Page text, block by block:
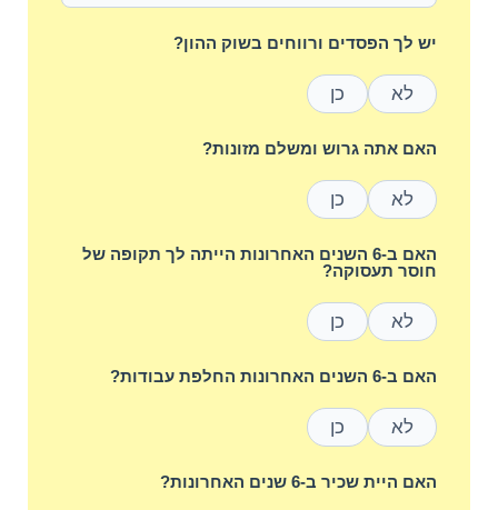
יש לך הפסדים ורווחים בשוק ההון?
לא כן
האם אתה גרוש ומשלם מזונות?
לא כן
האם ב-6 השנים האחרונות הייתה לך תקופה של
חוסר תעסוקה?
לא כן
האם ב-6 השנים האחרונות החלפת עבודות?
לא כן
האם היית שכיר ב-6 שנים האחרונות?